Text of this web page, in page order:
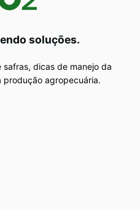
soluções.
dicas de manejo da
produção agropecuária.